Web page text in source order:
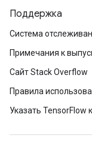
Поддержка
Система
Примечания к
Сайт Stack Overflow
Правила
Указать TensorFlow